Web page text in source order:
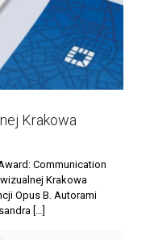
Krakowa
Communication
Krakowa
Opus B. Autorami